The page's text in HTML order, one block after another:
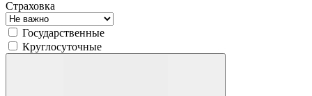
Страховка
Государственные
Круглосуточные